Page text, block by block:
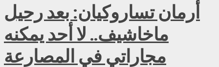
أرمان تساروكيان: بعد رحيل
ماخاشيف.. لا أحد يمكنه
مجاراتي في المصارعة